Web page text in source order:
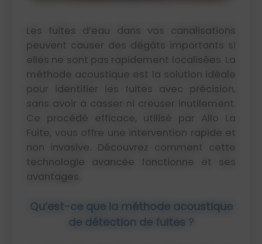
Les fuites d’eau dans vos canalisations
peuvent causer des dégâts importants si
elles ne sont pas rapidement localisées. La
méthode acoustique est la solution idéale
pour identifier les fuites avec précision,
sans avoir à casser ni creuser inutilement.
Ce procédé efficace, utilisé par Allo La
Fuite, vous offre une intervention rapide et
non invasive. Découvrez comment cette
technologie avancée fonctionne et ses
avantages.
Qu’est-ce que la méthode acoustique
de détection de fuites ?